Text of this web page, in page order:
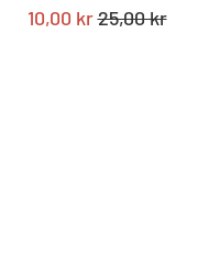
Tilbudspris
10,00 krStandard
25,00 kr